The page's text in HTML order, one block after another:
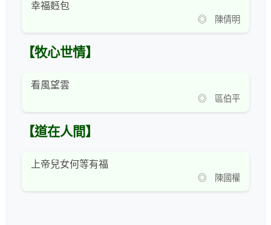
幸福麫包
◎ 陳倩明
【牧心世情】
看風望雲
◎ 區伯平
【道在人間】
上帝兒女何等有福
◎ 陳國權